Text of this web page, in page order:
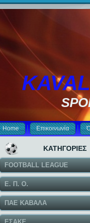
Home Επικοινωνία
ΚΑΤΗΓΟΡΙΕΣ
FOOTBALL LEAGUE
Ε. Π. Ο.
ΠΑΕ ΚΑΒΑΛΑ